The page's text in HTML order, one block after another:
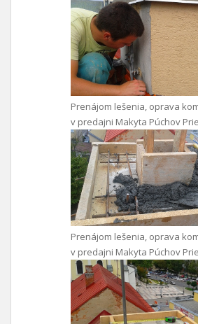
Prenájom lešenia, oprava
v predajni Makyta Púchov
Prenájom lešenia, oprava
v predajni Makyta Púchov